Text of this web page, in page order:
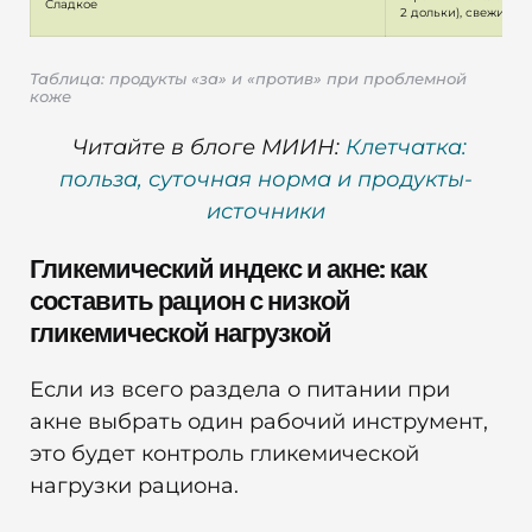
Сладкое
2 дольки), свежие
Таблица: продукты «за» и «против» при проблемной
коже
Читайте в блоге МИИН: Клетчатка:
польза, суточная норма и продукты-
источники
Гликемический индекс и акне: как
составить рацион с низкой
гликемической нагрузкой
Если из всего раздела о питании при
акне выбрать один рабочий инструмент,
это будет контроль гликемической
нагрузки рациона.